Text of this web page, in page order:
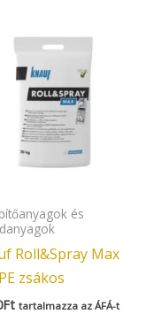
és
Roll&Spray Max
zsákos
Ft tartalmazza az ÁFÁ-t